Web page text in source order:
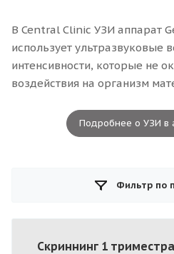
В Central Clinic УЗИ аппарат
использует ультразвуковые
интенсивности, которые не
воздействия на организм
Подробнее о УЗИ в
Фильтр по
Скриннинг 1